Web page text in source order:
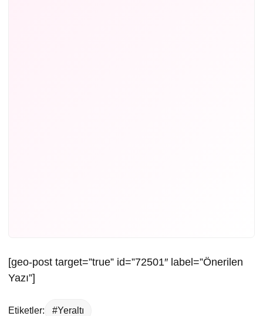
[geo-post target=”true” id=”72501″ label=”Önerilen
Yazı”]
Etiketler: #Yeraltı